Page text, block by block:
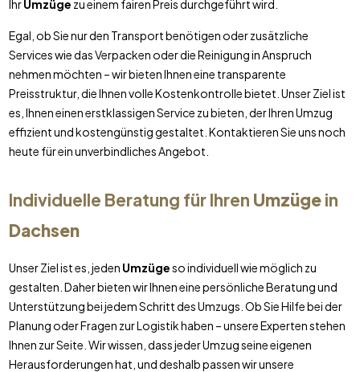
IhrUmzüge zu einem fairen Preis durchgeführt wird.
Egal, ob Sie nur den Transport benötigen oder zusätzliche
Services wie das Verpacken oder die Reinigung in Anspruch
nehmen möchten – wir bieten Ihnen eine transparente
Preisstruktur, die Ihnen volle Kostenkontrolle bietet. Unser Ziel ist
es, Ihnen einen erstklassigen Service zu bieten, der Ihren Umzug
effizient und kostengünstig gestaltet. Kontaktieren Sie uns noch
heute für ein unverbindliches Angebot.
Individuelle Beratung für Ihren Umzügein
Dachsen
Unser Ziel ist es, jeden Umzügeso individuell wie möglich zu
gestalten. Daher bieten wir Ihnen eine persönliche Beratung und
Unterstützung bei jedem Schritt des Umzugs. Ob Sie Hilfe bei der
Planung oder Fragen zur Logistik haben – unsere Experten stehen
Ihnen zur Seite. Wir wissen, dass jeder Umzug seine eigenen
Herausforderungen hat, und deshalb passen wir unsere